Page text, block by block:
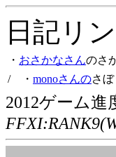
日記リ
・ おさかなさんのさ
/ ・ monoさんのさぼ
2012ゲーム進